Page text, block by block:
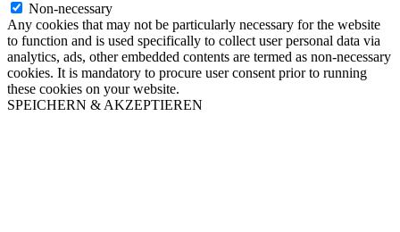
Non-necessary
Any cookies that may not be particularly necessary for the website
to function and is used specifically to collect user personal data via
analytics, ads, other embedded contents are termed as non-necessary
cookies. It is mandatory to procure user consent prior to running
these cookies on your website.
SPEICHERN & AKZEPTIEREN